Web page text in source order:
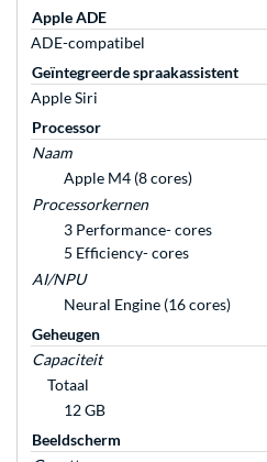
Apple ADE
ADE-compatibel
Geïntegreerde spraakassistent
Apple Siri
Processor
Naam
Apple M4 (8 cores)
Processorkernen
3 Performance- cores
5 Efficiency- cores
AI/NPU
Neural Engine (16 cores)
Geheugen
Capaciteit
Totaal
12 GB
Beeldscherm